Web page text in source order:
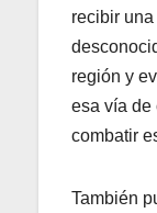
recibir
región y
esa vía de
combatir
También